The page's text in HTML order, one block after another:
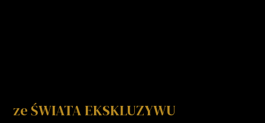
ze ŚWIATA EKSKLUZYWU